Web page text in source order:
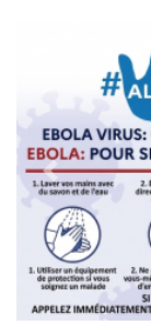
Previous